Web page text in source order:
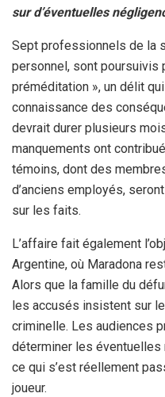
sur d’éventuelles
Sept professionnels de la
personnel, sont poursuivis
préméditation », un délit
connaissance des
devrait durer plusieurs
manquements ont
témoins, dont des
d’anciens employés,
sur les faits.
L’affaire fait également
Argentine, où Maradona
Alors que la famille du
les accusés insistent sur le
criminelle. Les audiences
déterminer les
ce qui s’est réellement
joueur.